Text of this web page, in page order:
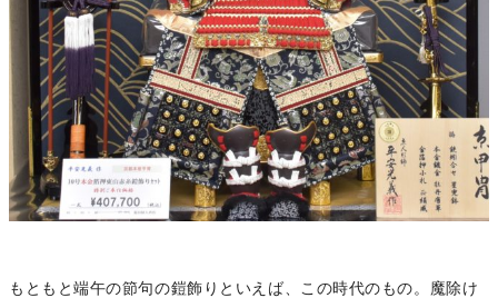
もともと端午の節句の鎧飾りといえば、この時代のもの。魔除け